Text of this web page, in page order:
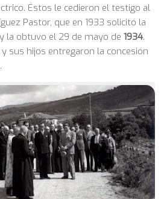
Éstos le cedieron el testigo al
Pastor, que en 1933 solicitó la
la obtuvo el 29 de mayo de 1934.
y sus hijos entregaron la concesión